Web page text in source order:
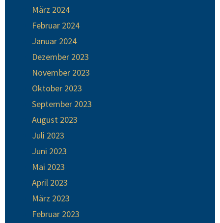
März 2024
Februar 2024
Januar 2024
Dezember 2023
November 2023
Oktober 2023
September 2023
August 2023
Juli 2023
Juni 2023
Mai 2023
April 2023
März 2023
Februar 2023